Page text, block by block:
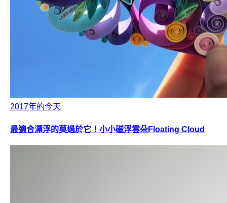
2017年的今天
最適合漂浮的莫過於它！小小磁浮雲朵Floating Cloud